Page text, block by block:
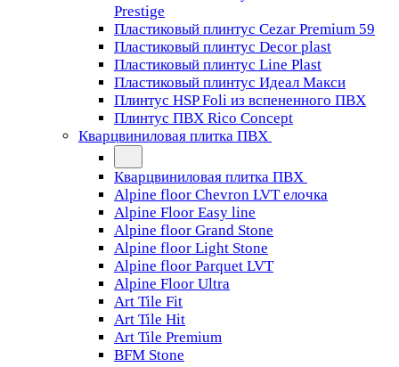
Prestige
Пластиковый плинтус Cezar Premium 59
Пластиковый плинтус Decor plast
Пластиковый плинтус Line Plast
Пластиковый плинтус Идеал Макси
Плинтус HSP Foli из вспененного ПВХ
Плинтус ПВХ Rico Concept
Кварцвиниловая плитка ПВХ
Кварцвиниловая плитка ПВХ
Alpine floor Chevron LVT елочка
Alpine Floor Easy line
Alpine floor Grand Stone
Alpine floor Light Stone
Alpine floor Parquet LVT
Alpine Floor Ultra
Art Tile Fit
Art Tile Hit
Art Tile Premium
BFM Stone